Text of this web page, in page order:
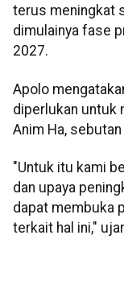
terus meningkat
dimulainya fase
2027.
Apolo
diperlukan untuk
Anim Ha,
"Untuk itu kami
dan upaya
dapat membuka
terkait hal ini,"